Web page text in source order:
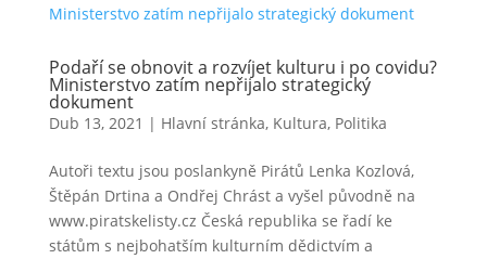
Podaří se obnovit a rozvíjet kulturu i po covidu?
Ministerstvo zatím nepřijalo strategický
dokument
Dub 13, 2021 | Hlavní stránka, Kultura, Politika
Autoři textu jsou poslankyně Pirátů Lenka Kozlová,
Štěpán Drtina a Ondřej Chrást a vyšel původně na
www.piratskelisty.cz Česká republika se řadí ke
státům s nejbohatším kulturním dědictvím a